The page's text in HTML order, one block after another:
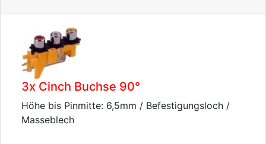
3x Cinch Buchse 90°
Höhe bis Pinmitte: 6,5mm / Befestigungsloch /
Masseblech